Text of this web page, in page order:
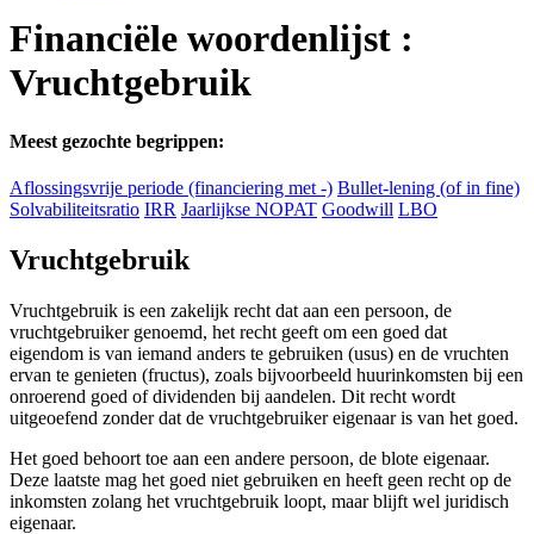
Financiële woordenlijst :
Vruchtgebruik
Meest gezochte begrippen:
Aflossingsvrije periode (financiering met -) Bullet-lening (of in fine)
Solvabiliteitsratio IRR Jaarlijkse NOPAT Goodwill LBO
Vruchtgebruik
Vruchtgebruik is een zakelijk recht dat aan een persoon, de
vruchtgebruiker genoemd, het recht geeft om een goed dat
eigendom is van iemand anders te gebruiken (usus) en de vruchten
ervan te genieten (fructus), zoals bijvoorbeeld huurinkomsten bij een
onroerend goed of dividenden bij aandelen. Dit recht wordt
uitgeoefend zonder dat de vruchtgebruiker eigenaar is van het goed.
Het goed behoort toe aan een andere persoon, de blote eigenaar.
Deze laatste mag het goed niet gebruiken en heeft geen recht op de
inkomsten zolang het vruchtgebruik loopt, maar blijft wel juridisch
eigenaar.